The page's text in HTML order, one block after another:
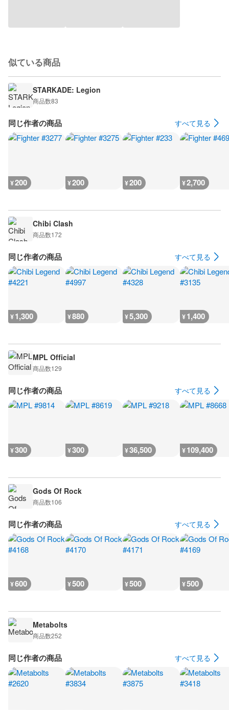
似ている商品
STARKADE: Legion
商品数83
同じ作者の商品 すべて見る
¥200 ¥200 ¥200 ¥2,700
Chibi Clash
商品数172
同じ作者の商品 すべて見る
¥1,300 ¥880 ¥5,300 ¥1,400
MPL Official
商品数129
同じ作者の商品 すべて見る
¥300 ¥300 ¥36,500 ¥109,400
Gods Of Rock
商品数106
同じ作者の商品 すべて見る
¥600 ¥500 ¥500 ¥500
Metabolts
商品数252
同じ作者の商品 すべて見る